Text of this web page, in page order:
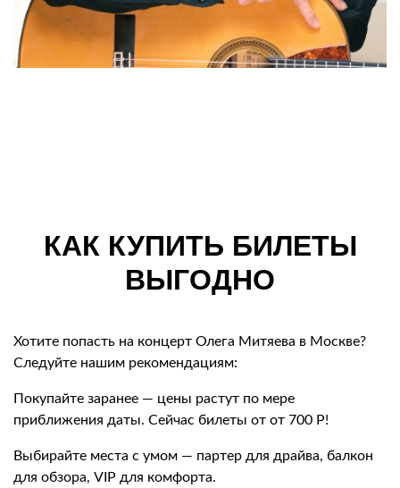
КАК КУПИТЬ БИЛЕТЫ
ВЫГОДНО
Хотите попасть на концерт Олега Митяева в Москве?
Следуйте нашим рекомендациям:
Покупайте заранее — цены растут по мере
приближения даты. Сейчас билеты от от 700 Р!
Выбирайте места с умом — партер для драйва, балкон
для обзора, VIP для комфорта.